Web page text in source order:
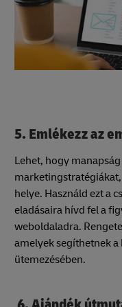
5. Emlékezz az
Lehet, hogy
helye. Használd ezt a
eladásaira hívd fel a
weboldaladra.
amelyek segíthetnek
ütemezésében.